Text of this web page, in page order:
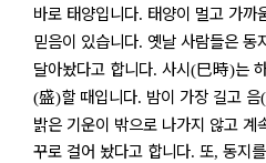
바로 태양입니다. 태양이 멀고 가까
믿음이 있습니다. 옛날 사람들은 동
달아놨다고 합니다. 사시(巳時)는
(盛)할 때입니다. 밤이 가장 길고 음(
밝은 기운이 밖으로 나가지 않고 계
꾸로 걸어 놨다고 합니다. 또, 동지